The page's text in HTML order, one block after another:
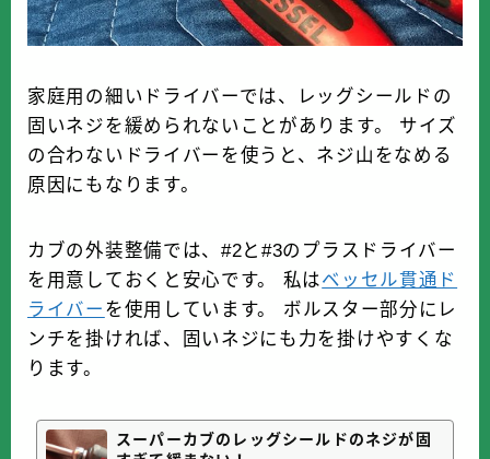
家庭用の細いドライバーでは、レッグシールドの
固いネジを緩められないことがあります。 サイズ
の合わないドライバーを使うと、ネジ山をなめる
原因にもなります。
カブの外装整備では、#2と#3のプラスドライバー
を用意しておくと安心です。 私はベッセル貫通ド
ライバー を使用しています。 ボルスター部分にレ
ンチを掛ければ、固いネジにも力を掛けやすくな
ります。
スーパーカブのレッグシールドのネジが固